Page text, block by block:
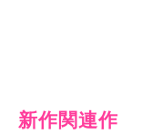
新作関連作